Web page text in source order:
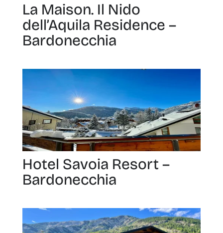
La Maison. Il Nido
dell’Aquila Residence –
Bardonecchia
Hotel Savoia Resort –
Bardonecchia